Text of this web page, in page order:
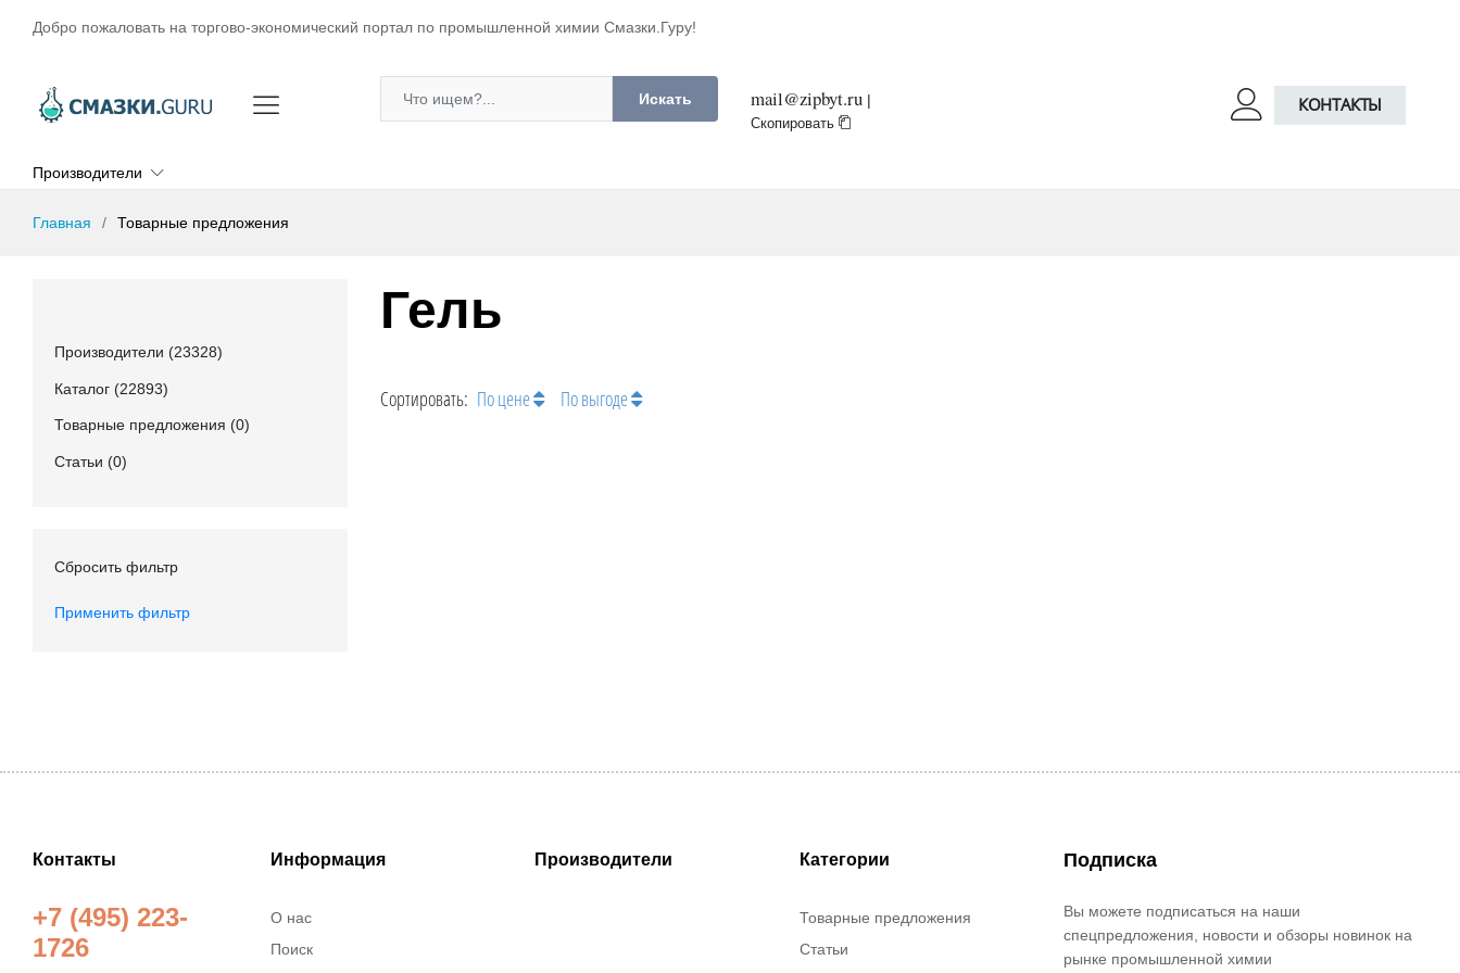
Добро пожаловать на торгово-экономический портал по промышленной химии Смазки.Гуру!
Искать mail@zipbyt.ru |
Скопировать
КОНТАКТЫ
Производители
Главная Товарные предложения
Производители (23328)
Каталог (22893)
Товарные предложения (0)
Статьи (0)
Сбросить фильтр
Применить фильтр
Гель
Сортировать: По цене По выгоде
Контакты
+7 (495) 223-
1726
Информация
О нас
Поиск
Производители Категории
Товарные предложения
Статьи
Подписка
Вы можете подписаться на наши
спецпредложения, новости и обзоры новинок на
рынке промышленной химии